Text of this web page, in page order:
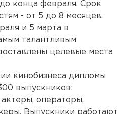
конца февраля. Срок
- от 5 до 8 месяцев.
и 5 марта в
талантливым
целевые места
кинобизнеса дипломы
выпускников:
операторы,
Выпускники работают